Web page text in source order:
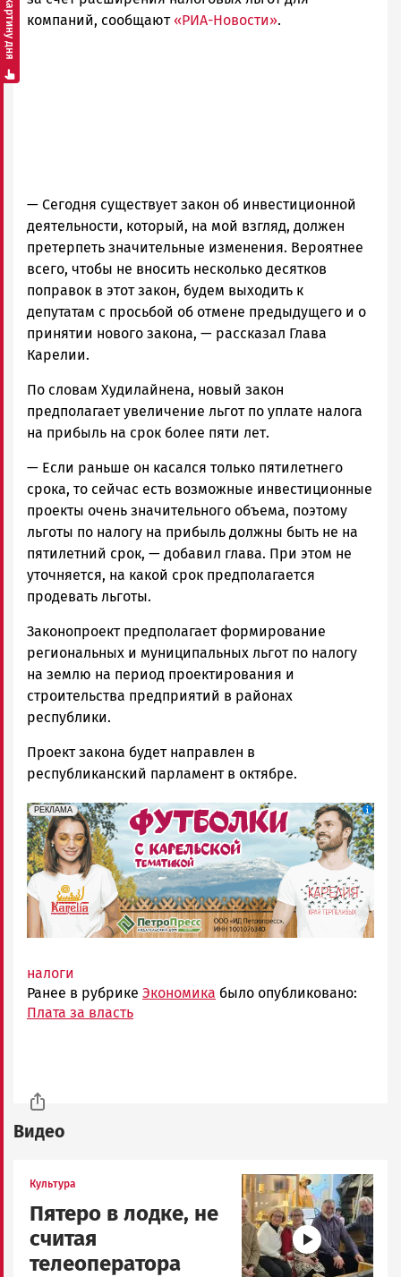
Петрозаводск
компаний, сообщают«РИА-Новости».
— Сегодня существует закон об инвестиционной
деятельности, который, на мой взгляд, должен
претерпеть значительные изменения. Вероятнее
всего, чтобы не вносить несколько десятков
поправок в этот закон, будем выходить к
депутатам с просьбой об отмене предыдущего и о
принятии нового закона, — рассказал Глава
Карелии.
По словам Худилайнена, новый закон
предполагает увеличение льгот по уплате налога
на прибыль на срок более пяти лет.
— Если раньше он касался только пятилетнего
срока, то сейчас есть возможные инвестиционные
проекты очень значительного объема, поэтому
льготы по налогу на прибыль должны быть не на
пятилетний срок, — добавил глава. При этом не
уточняется, на какой срок предполагается
продевать льготы.
Законопроект предполагает формирование
региональных и муниципальных льгот по налогу
на землю на период проектирования и
строительства предприятий в районах
республики.
Проект закона будет направлен в
республиканский парламент в октябре.
erid: Pb3XmBtzt7qh4nNaikXnuHE1bzSb6Vb4eeL28Ue
РЕКЛАМА
Реклама
налоги
Ранее в рубрике Экономика было опубликовано:
Плата за власть
Видео
Культура
Пятеро в лодке, не
считая
телеоператора
Image